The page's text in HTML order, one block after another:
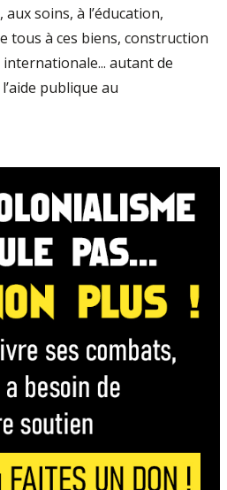
soins, à l’éducation,
tous à ces biens, construction
autant de
publique au